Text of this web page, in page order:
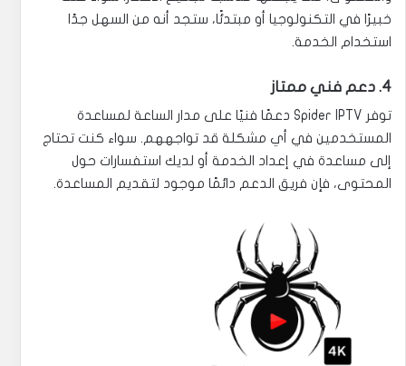
خبيرًا في التكنولوجيا أو مبتدئًا، ستجد أنه من السهل جدًا
استخدام الخدمة.
4. دعم فني ممتاز
توفر Spider IPTV دعمًا فنيًا على مدار الساعة لمساعدة
المستخدمين في أي مشكلة قد تواجههم. سواء كنت تحتاج
إلى مساعدة في إعداد الخدمة أو لديك استفسارات حول
المحتوى، فإن فريق الدعم دائمًا موجود لتقديم المساعدة.